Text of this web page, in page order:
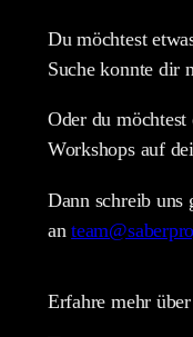
Du möchtest
Suche konnte dir
Oder du
Workshops auf
Dann schreib uns
an
Erfahre mehr